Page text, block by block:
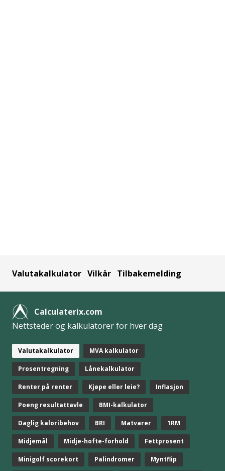
Valutakalkulator Vilkår Tilbakemelding
Calculaterix.com
Nettsteder og kalkulatorer for hver dag
Valutakalkulator MVA kalkulator
Prosentregning Lånekalkulator
Renter på renter Kjøpe eller leie? Inflasjon
Poeng resultattavle BMI-kalkulator
Daglig kaloribehov BRI Matvarer 1RM
Midjemål Midje-hofte-forhold Fettprosent
Minigolf scorekort Palindromer Myntflip